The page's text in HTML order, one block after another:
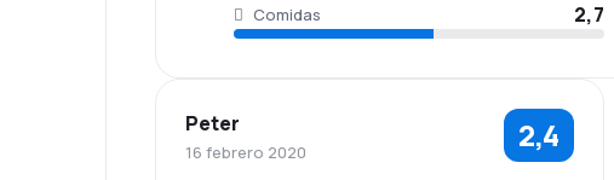
Comidas 2,7
Peter
16 febrero 2020 2,4